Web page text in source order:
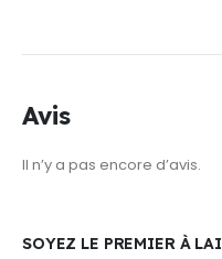
Avis
Il n’y a pas encore d’avis.
SOYEZ LE PREMIER À